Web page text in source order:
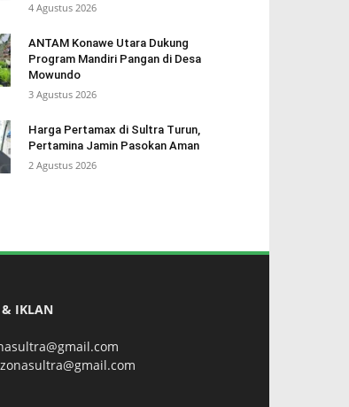
4 Agustus 2026
ANTAM Konawe Utara Dukung
Program Mandiri Pangan di Desa
Mowundo
3 Agustus 2026
Harga Pertamax di Sultra Turun,
Pertamina Jamin Pasokan Aman
2 Agustus 2026
& IKLAN